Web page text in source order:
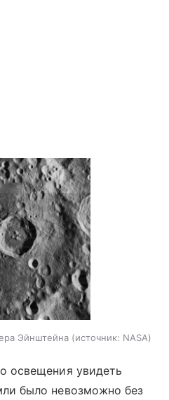
Эйнштейна источник: NASA
освещения увидеть
было невозможно без